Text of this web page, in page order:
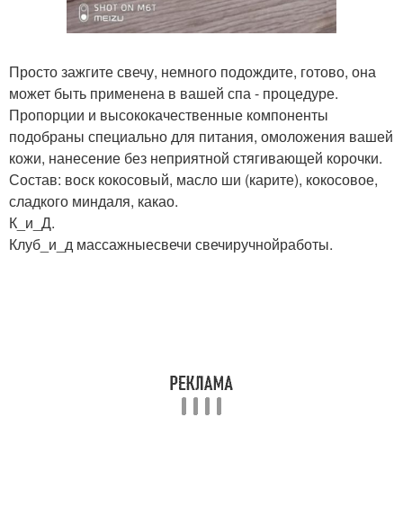
Просто зажгите свечу, немного подождите, готово, она
может быть применена в вашей спа - процедуре.
Пропорции и высококачественные компоненты
подобраны специально для питания, омоложения вашей
кожи, нанесение без неприятной стягивающей корочки.
Состав: воск кокосовый, масло ши (карите), кокосовое,
сладкого миндаля, какао.
К_и_Д.
Клуб_и_д массажныесвечи свечиручнойработы.